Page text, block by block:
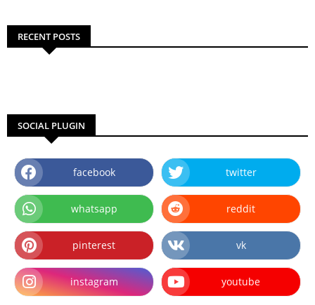
RECENT POSTS
SOCIAL PLUGIN
facebook twitter
whatsapp reddit
pinterest vk
instagram youtube